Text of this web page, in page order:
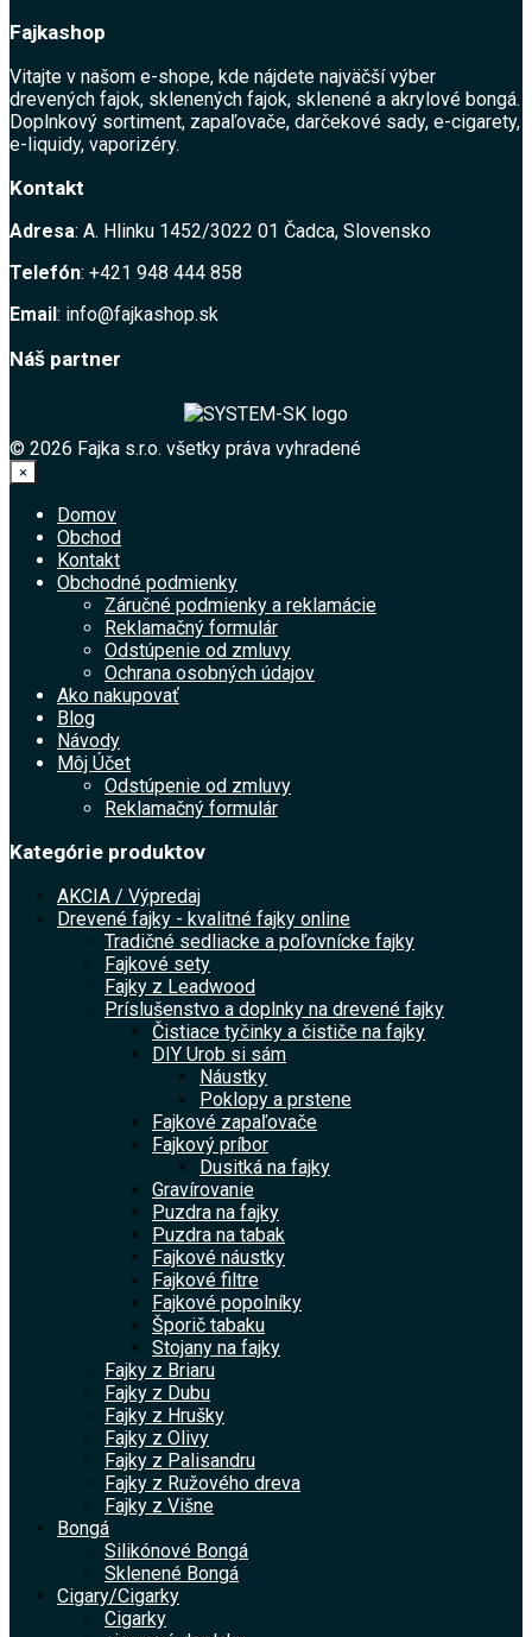
Fajkashop
Vitajte v našom e-shope, kde nájdete najväčší výber
drevených fajok, sklenených fajok, sklenené a akrylové bongá.
Doplnkový sortiment, zapaľovače, darčekové sady, e-cigarety,
e-liquidy, vaporizéry.
Kontakt
Adresa: A. Hlinku 1452/3022 01 Čadca, Slovensko
Telefón: +421 948 444 858
Email : info@fajkashop.sk
Náš partner
© 2026 Fajka s.r.o. všetky práva vyhradené
×
Domov
Obchod
Kontakt
Obchodné podmienky
Záručné podmienky a reklamácie
Reklamačný formulár
Odstúpenie od zmluvy
Ochrana osobných údajov
Ako nakupovať
Blog
Návody
Môj Účet
Odstúpenie od zmluvy
Reklamačný formulár
Kategórie produktov
AKCIA / Výpredaj
Drevené fajky - kvalitné fajky online
Tradičné sedliacke a poľovnícke fajky
Fajkové sety
Fajky z Leadwood
Príslušenstvo a doplnky na drevené fajky
Čistiace tyčinky a čističe na fajky
DIY Urob si sám
Náustky
Poklopy a prstene
Fajkové zapaľovače
Fajkový príbor
Dusitká na fajky
Gravírovanie
Puzdra na fajky
Puzdra na tabak
Fajkové náustky
Fajkové filtre
Fajkové popolníky
Šporič tabaku
Stojany na fajky
Fajky z Briaru
Fajky z Dubu
Fajky z Hrušky
Fajky z Olivy
Fajky z Palisandru
Fajky z Ružového dreva
Fajky z Višne
Bongá
Silikónové Bongá
Sklenené Bongá
Cigary/Cigarky
Cigarky